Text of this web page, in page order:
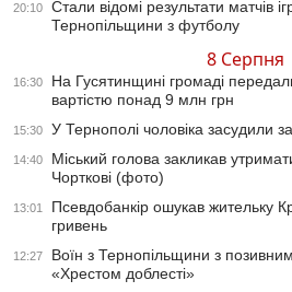
20:10
Стали відомі результати матчів
Тернопільщини з футболу
8 Серпня
16:30
На Гусятинщині громаді
вартістю понад 9 млн грн
15:30 У Тернополі чоловіка засудили
14:40
Міський голова закликав
Чорткові (фото)
13:01
Псевдобанкір ошукав жительку
гривень
12:27
Воїн з Тернопільщини з
«Хрестом доблесті»